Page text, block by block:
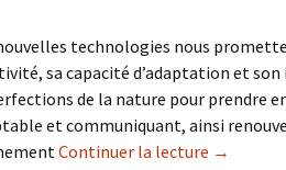
technologies nous
sa capacité d’adaptation et
de la nature pour prendre
et communiquant, ainsi
Continuer la lecture deUne
→